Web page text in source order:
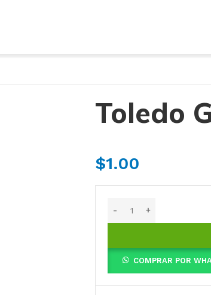
Toledo
$1.00
COMPRAR POR